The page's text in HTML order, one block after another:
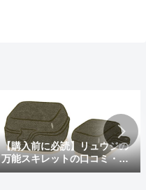
【購入前に必読】リュウジの
万能スキレットの口コミ・評
判まとめ｜後悔しないための